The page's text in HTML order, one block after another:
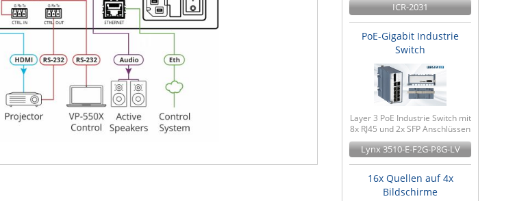
ICR-2031
PoE-Gigabit Industrie
Switch
Layer 3 PoE Industrie Switch mit
8x RJ45 und 2x SFP Anschlüssen
Lynx 3510-E-F2G-P8G-LV
16x Quellen auf 4x
Bildschirme